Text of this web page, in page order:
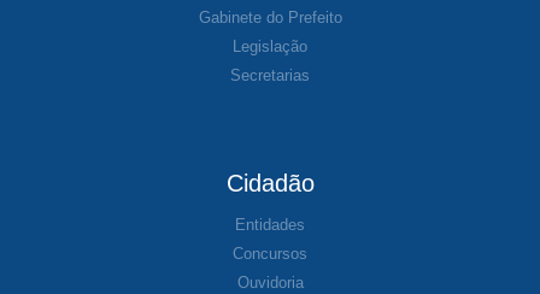
Gabinete do Prefeito
Legislação
Secretarias
Cidadão
Entidades
Concursos
Ouvidoria